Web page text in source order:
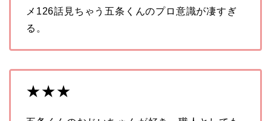
メ126話見ちゃう五条くんのプロ意識が凄すぎ
る。
★★★